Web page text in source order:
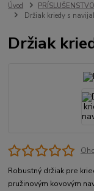
Úvod
Držiak kriedy s
Držiak
Robustný držiak pre
pružinovým kovovým